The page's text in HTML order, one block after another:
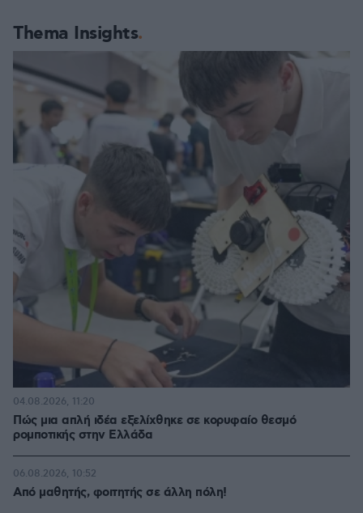
Thema Insights
Πώς μια απλή ιδέα εξελίχθηκε σε κορυφαίο θεσμό
ρομποτικής στην Ελλάδα
04.08.2026, 11:20
Από μαθητής, φοιτητής σε άλλη πόλη!
06.08.2026, 10:52